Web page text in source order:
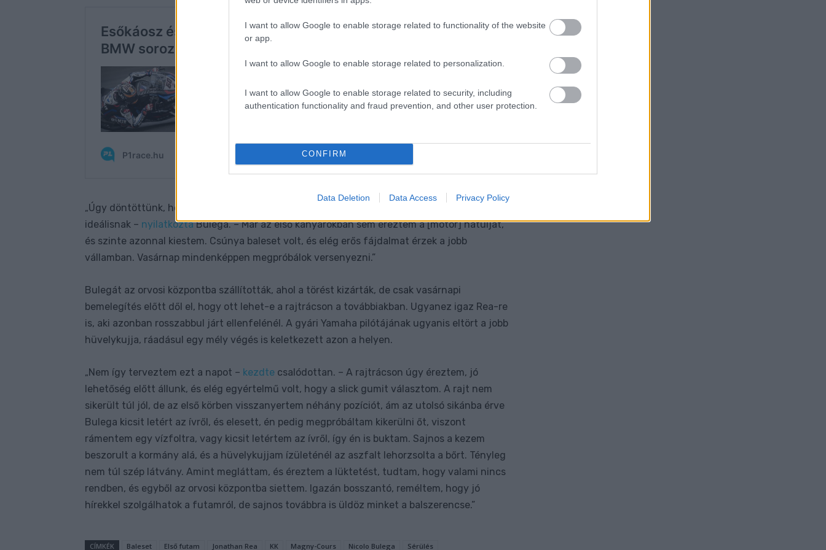
I want to allow Google to enable storage related to functionality of the website
or app.
I want to allow Google to enable storage related to personalization.
I want to allow Google to enable storage related to security, including
authentication functionality and fraud prevention, and other user protection.
CONFIRM
Data Deletion Data Access Privacy Policy
„Úgy döntöttünk, hogy az intermediate gumikon rajtolunk, de a kockáztatás nem bizonyult
ideálisnak – nyilatkoztaBulega. – Már az első kanyarokban sem éreztem a [motor] hátulját,
és szinte azonnal kiestem. Csúnya baleset volt, és elég erős fájdalmat érzek a jobb
vállamban. Vasárnap mindenképpen megpróbálok versenyezni.”
Bulegát az orvosi központba szállították, ahol a törést kizárták, de csak vasárnapi
bemelegítés előtt dől el, hogy ott lehet-e a rajtrácson a továbbiakban. Ugyanez igaz Rea-re
is, aki azonban rosszabbul járt ellenfelénél. A gyári Yamaha pilótájának ugyanis eltört a jobb
hüvelykujja, ráadásul egy mély végés is keletkezett azon a helyen.
„Nem így terveztem ezt a napot – kezdte csalódottan. – A rajtrácson úgy éreztem, jó
lehetőség előtt állunk, és elég egyértelmű volt, hogy a slick gumit választom. A rajt nem
sikerült túl jól, de az első körben visszanyertem néhány pozíciót, ám az utolsó sikánba érve
Bulega kicsit letért az ívről, és elesett, én pedig megpróbáltam kikerülni őt, viszont
rámentem egy vízfoltra, vagy kicsit letértem az ívről, így én is buktam. Sajnos a kezem
beszorult a kormány alá, és a hüvelykujjam ízületénél az aszfalt lehorzsolta a bőrt. Tényleg
nem túl szép látvány. Amint megláttam, és éreztem a lüktetést, tudtam, hogy valami nincs
rendben, és egyből az orvosi központba siettem. Igazán bosszantó, reméltem, hogy jó
hírekkel szolgálhatok a futamról, de sajnos továbbra is üldöz minket a balszerencse.”
CÍMKÉK Baleset Első futam Jonathan Rea KK Magny-Cours Nicolo Bulega Sérülés